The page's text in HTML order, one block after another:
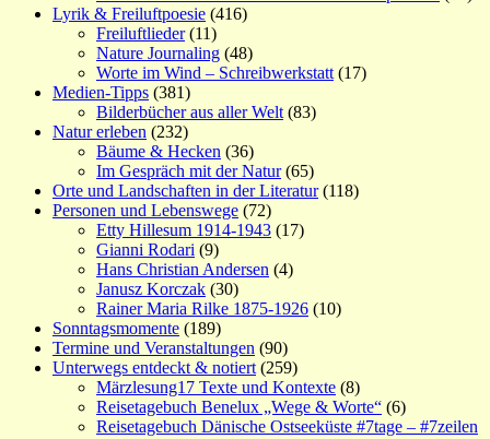
Lyrik & Freiluftpoesie (416)
Freiluftlieder(11)
Nature Journaling (48)
Worte im Wind – Schreibwerkstatt (17)
Medien-Tipps (381)
Bilderbücher aus aller Welt (83)
Natur erleben (232)
Bäume & Hecken (36)
Im Gespräch mit der Natur(65)
Orte und Landschaften in der Literatur(118)
Personen und Lebenswege (72)
Etty Hillesum 1914-1943 (17)
Gianni Rodari (9)
Hans Christian Andersen (4)
Janusz Korczak (30)
Rainer Maria Rilke 1875-1926 (10)
Sonntagsmomente (189)
Termine und Veranstaltungen (90)
Unterwegs entdeckt & notiert (259)
Märzlesung17 Texte und Kontexte (8)
Reisetagebuch Benelux „Wege & Worte“ (6)
Reisetagebuch Dänische Ostseeküste #7tage – #7zeilen